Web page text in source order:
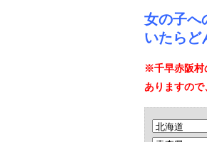
女の子へ
いたらど
※千早赤阪村
ありますので